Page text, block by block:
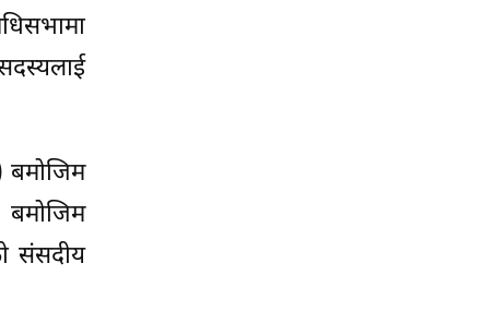
बमोजिम
बमोजिम
संसदीय